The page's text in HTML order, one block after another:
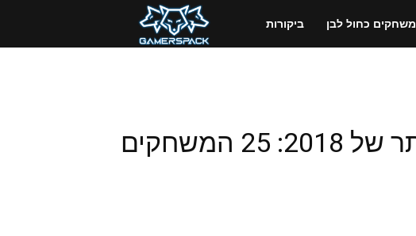
ביקורות משחקים כחול לבן
המשחקים הטובים ביותר של 2018: 25 המשחקים